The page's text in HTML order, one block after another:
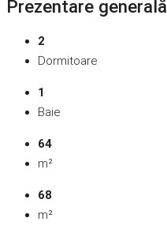
Prezentare generală
2
Dormitoare
1
Baie
64
m²
68
m²